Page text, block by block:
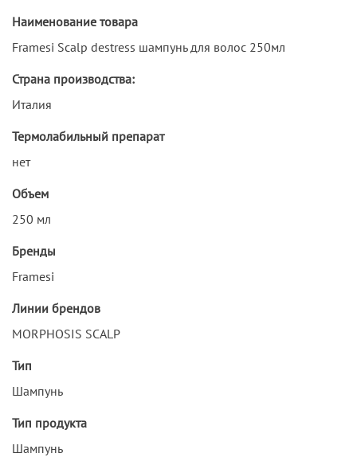
Наименование товара
Framesi Scalp destress шампунь для волос 250мл
Страна производства:
Италия
Термолабильный препарат
нет
Объем
250 мл
Бренды
Framesi
Линии брендов
MORPHOSIS SCALP
Тип
Шампунь
Тип продукта
Шампунь